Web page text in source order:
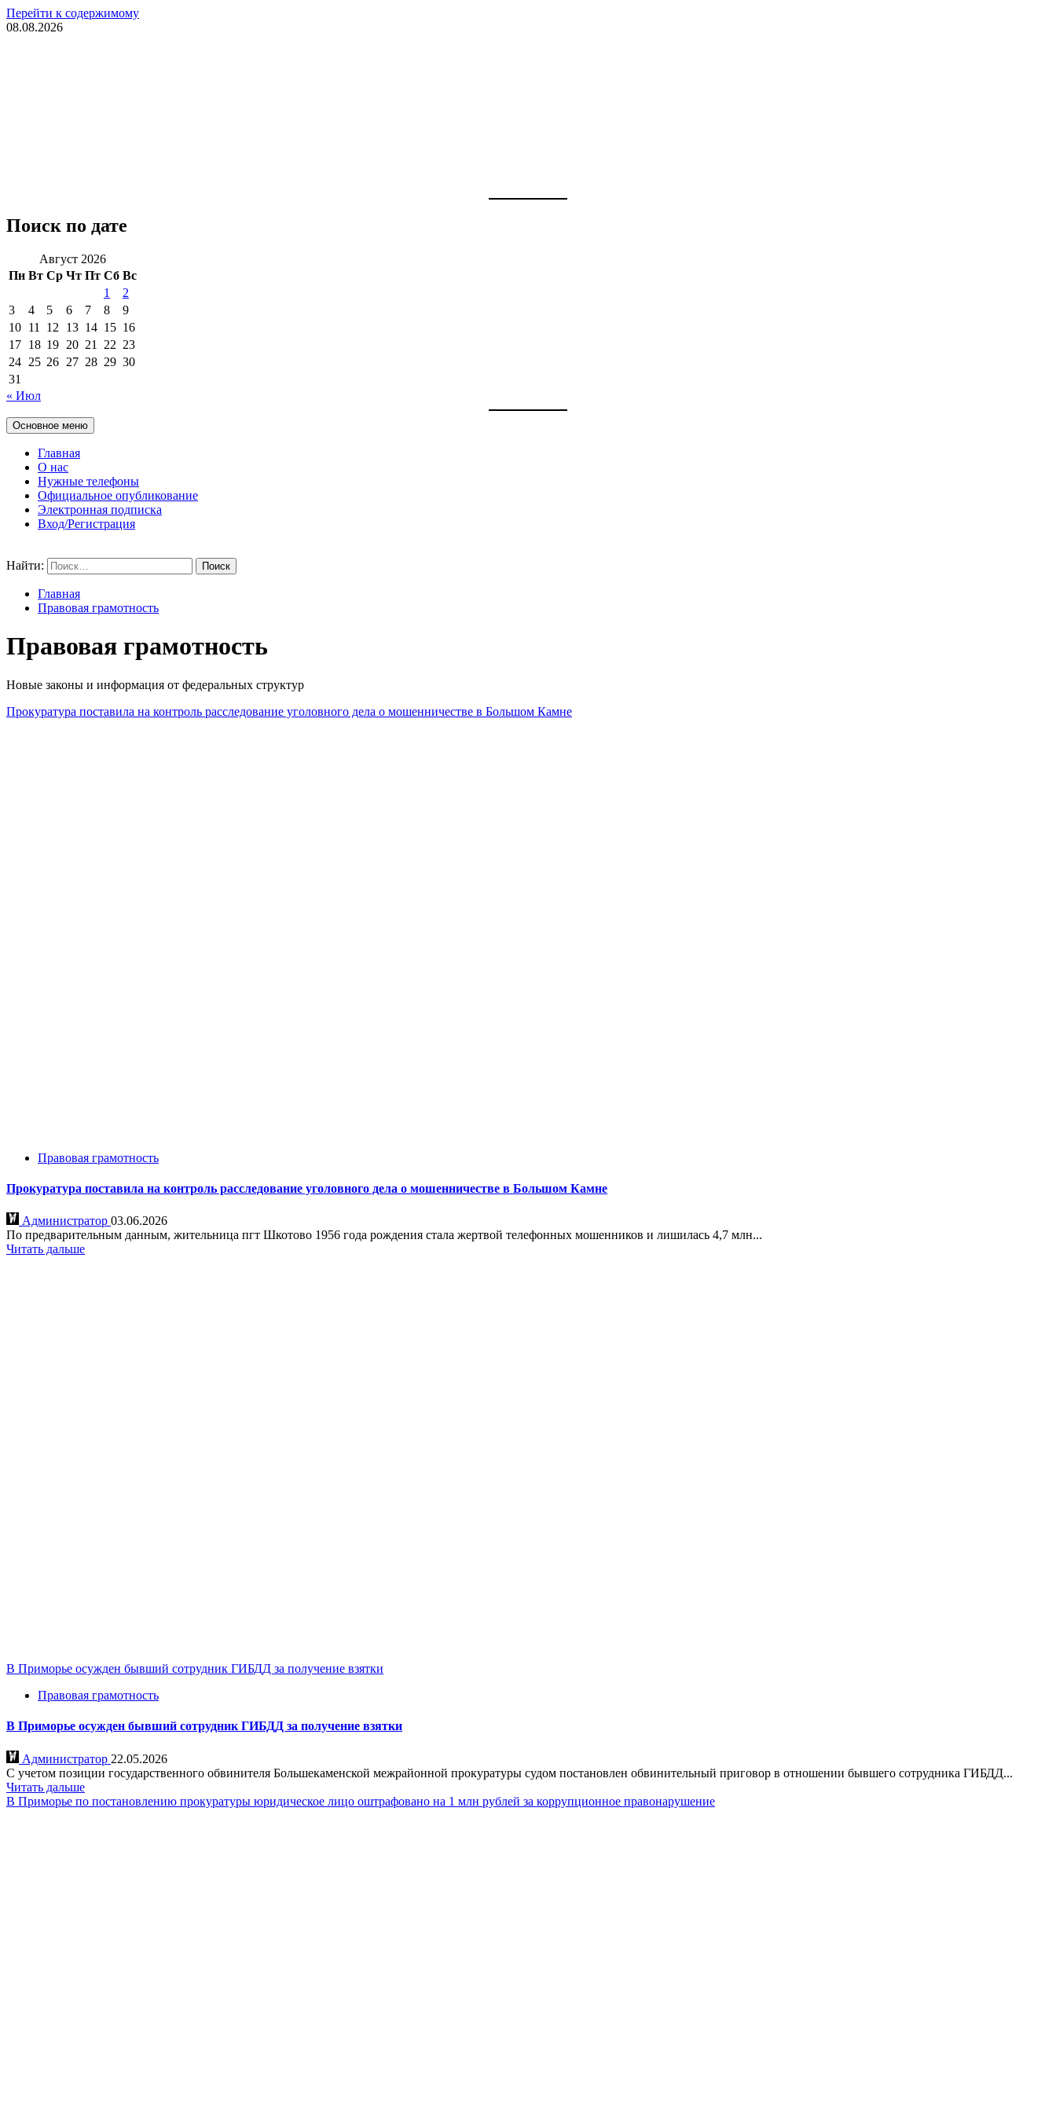
Перейти к содержимому
08.08.2026
Поиск по дате
Август 2026
Пн Вт Ср Чт Пт Сб Вс
1
2
3
4 5 6 7 8
9
10 11 12 13 14 15 16
17 18 19 20 21 22 23
24 25 26 27 28 29 30
31
« Июл
Основное меню
Главная
О нас
Нужные телефоны
Официальное опубликование
Электронная подписка
Вход/Регистрация
Найти:
Главная
Правовая грамотность
Правовая грамотность
Новые законы и информация от федеральных структур
Прокуратура поставила на контроль расследование уголовного дела о мошенничестве в Большом Камне
Правовая грамотность
Прокуратура поставила на контроль расследование уголовного дела о мошенничестве в Большом Камне
Администратор 03.06.2026
По предварительным данным, жительница пгт Шкотово 1956 года рождения стала жертвой телефонных мошенников и лишилась 4,7 млн...
Читать дальше
В Приморье осужден бывший сотрудник ГИБДД за получение взятки
Правовая грамотность
В Приморье осужден бывший сотрудник ГИБДД за получение взятки
Администратор 22.05.2026
С учетом позиции государственного обвинителя Большекаменской межрайонной прокуратуры судом постановлен обвинительный приговор в отношении бывшего сотрудника ГИБДД...
Читать дальше
В Приморье по постановлению прокуратуры юридическое лицо оштрафовано на 1 млн рублей за коррупционное правонарушение